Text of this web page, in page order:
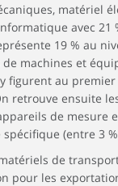
matériel
avec 21
19 % au
de machines et
figurent au premier
retrouve ensuite
de mesure
spécifique (entre 3
de
pour les